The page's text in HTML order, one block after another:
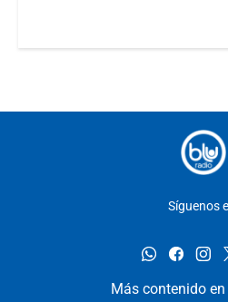
Síguenos
whatsapp
Más contenido en